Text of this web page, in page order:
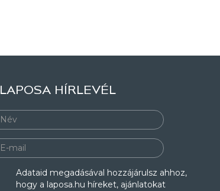
LAPOSA HÍRLEVÉL
Adataid megadásával hozzájárulsz ahhoz,
hogy a laposa.hu híreket, ajánlatokat